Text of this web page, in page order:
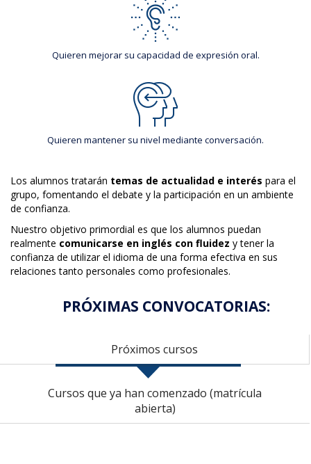
Quieren mejorar su capacidad de expresión oral.
Quieren mantener su nivel mediante conversación.
Los alumnos tratarán temas de actualidad e interés para el
grupo, fomentando el debate y la participación en un ambiente
de confianza.
Nuestro objetivo primordial es que los alumnos puedan
realmente comunicarse en inglés con fluidez y tener la
confianza de utilizar el idioma de una forma efectiva en sus
relaciones tanto personales como profesionales.
PRÓXIMAS CONVOCATORIAS:
Próximos cursos
Cursos que ya han comenzado (matrícula
abierta)